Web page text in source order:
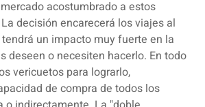
acostumbrado a estos
decisión encarecerá los viajes al
un impacto muy fuerte en la
deseen o necesiten hacerlo. En todo
vericuetos para lograrlo,
de compra de todos los